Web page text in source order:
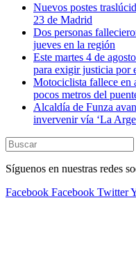
Nuevos postes
23 de Madrid
Dos personas
jueves en la región
Este martes 4 de
para exigir justicia por
Motociclista fallece en
pocos metros del
Alcaldía de Funza
invervenir vía ‘La
Síguenos en nuestras redes
Facebook Facebook Twitter